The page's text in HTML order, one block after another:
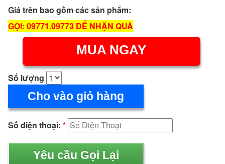
Giá trên bao gồm các sản phẩm:
GỌI: 09771.09773 ĐỂ NHẬN QUÀ
MUA NGAY
Số lượng
Cho vào giỏ hàng
Số điện thoại: *